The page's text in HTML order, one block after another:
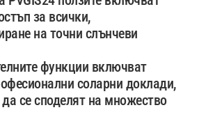
за всички,
на точни слънчеви
функции включват
соларни доклади,
се споделят на множество